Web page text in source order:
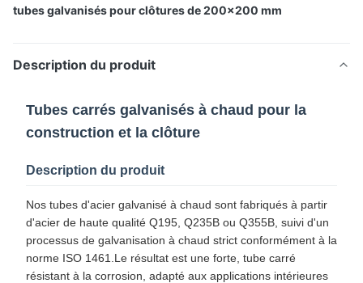
tubes galvanisés pour clôtures de 200x200 mm
Description du produit
Tubes carrés galvanisés à chaud pour la
construction et la clôture
Description du produit
Nos tubes d'acier galvanisé à chaud sont fabriqués à partir
d'acier de haute qualité Q195, Q235B ou Q355B, suivi d'un
processus de galvanisation à chaud strict conformément à la
norme ISO 1461.Le résultat est une forte, tube carré
résistant à la corrosion, adapté aux applications intérieures